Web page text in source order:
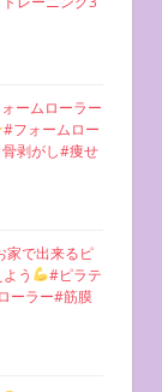
ームローラー
#フォームロー
剥がし#痩せ
家で出来るピ
う
#ピラテ
ーラー#筋膜